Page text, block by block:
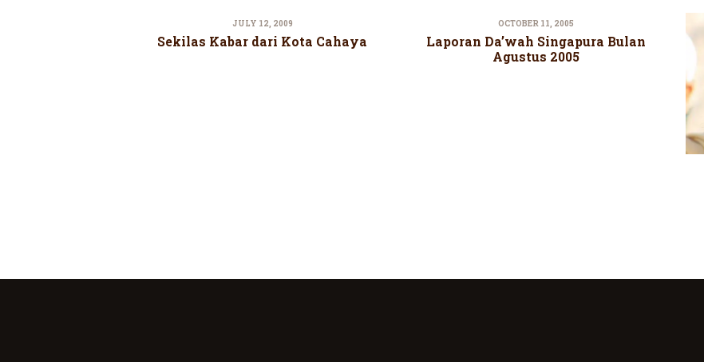
JULY 12, 2009
Sekilas Kabar dari Kota Cahaya
OCTOBER 11, 2005
Laporan Da’wah Singapura Bulan
Agustus 2005